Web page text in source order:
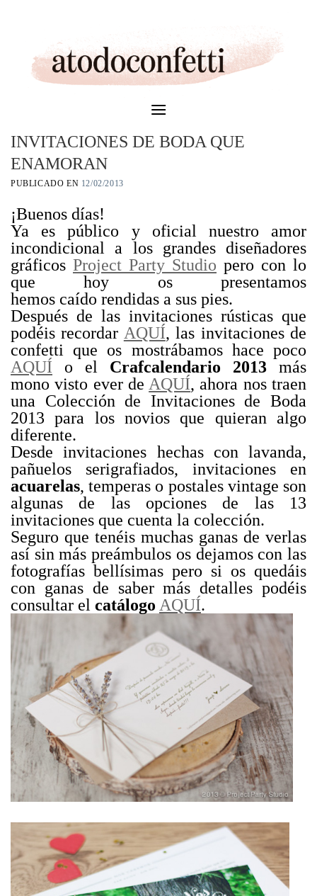
INVITACIONES DE BODA QUE
ENAMORAN
PUBLICADO EN 12/02/2013
¡Buenos días!
Ya es público y oficial nuestro amor
incondicional a los grandes diseñadores
gráficos Project Party Studio pero con lo
que hoy os presentamos
hemos caído rendidas a sus pies.
Después de las invitaciones rústicas que
podéis recordar AQUÍ, las invitaciones de
confetti que os mostrábamos hace poco
AQUÍ o el Crafcalendario 2013 más
mono visto ever de AQUÍ, ahora nos traen
una Colección de Invitaciones de Boda
2013 para los novios que quieran algo
diferente.
Desde invitaciones hechas con lavanda,
pañuelos serigrafiados, invitaciones en
acuarelas, temperas o postales vintage son
algunas de las opciones de las 13
invitaciones que cuenta la colección.
Seguro que tenéis muchas ganas de verlas
así sin más preámbulos os dejamos con las
fotografías bellísimas pero si os quedáis
con ganas de saber más detalles podéis
consultar el catálogo AQUÍ.